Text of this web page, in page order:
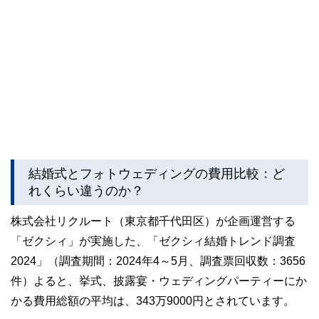
結婚式とフォトウェディングの費用比較：ど
れくらい違うのか？
株式会社リクルート（東京都千代田区）が企画運営する
「ゼクシィ」が実施した、「ゼクシィ結婚トレンド調査
2024」（調査期間：2024年4～5月、調査票回収数：3656
件）よると、挙式、披露宴・ウェディングパーティーにか
かる費用総額の平均は、343万9000円とされています。